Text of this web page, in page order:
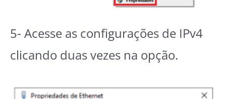
5- Acesse as configurações de IPv4
clicando duas vezes na opção.